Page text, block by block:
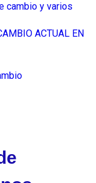
cambio y varios
ACTUAL EN